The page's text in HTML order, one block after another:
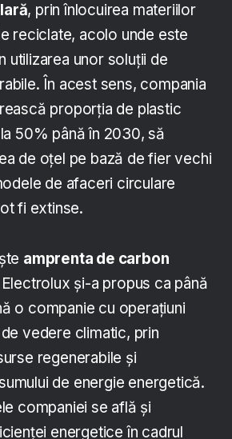
, prin înlocuirea materiilor
reciclate, acolo unde este
utilizarea unor soluții de
În acest sens, compania
proporția de plastic
50% până în 2030, să
de oțel pe bază de fier vechi
de afaceri circulare
fi extinse.
amprenta de carbon
și-a propus ca până
o companie cu operațiuni
vedere climatic, prin
regenerabile și
de energie energetică.
companiei se află și
energetice în cadrul